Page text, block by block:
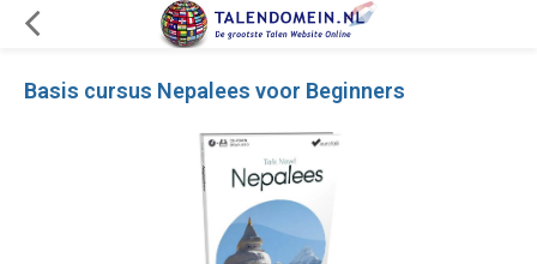
Basis cursus Nepalees voor Beginners